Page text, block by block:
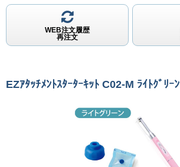
WEB注文履歴
再注文
EZｱﾀｯﾁﾒﾝﾄｽﾀｰﾀｰｷｯﾄ C02-M ﾗｲﾄｸﾞﾘｰﾝ